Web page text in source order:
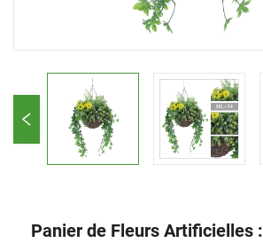
Panier de Fleurs Artificielles :